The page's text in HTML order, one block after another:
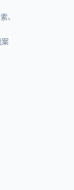
、
案